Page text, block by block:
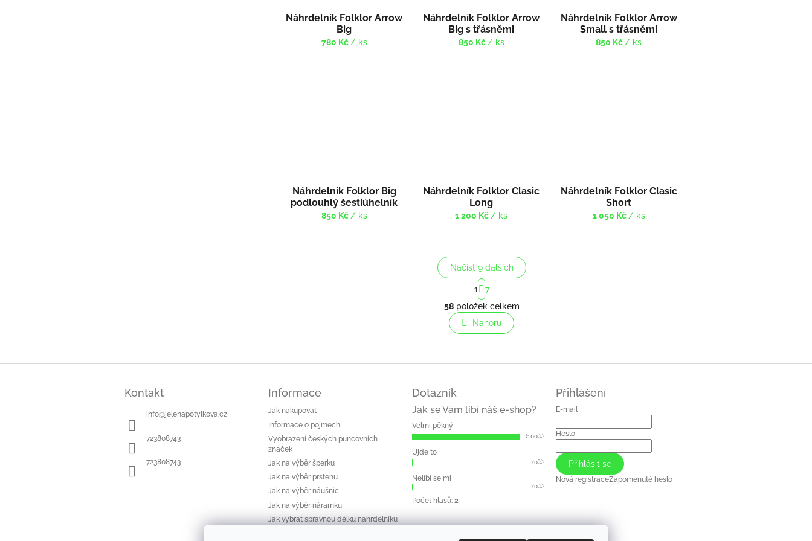
Náhrdelník Folklor Arrow
Big
780 Kč / ks
Náhrdelník Folklor Arrow
Big s třásněmi
850 Kč / ks
Náhrdelník Folklor Arrow
Small s třásněmi
850 Kč / ks
Náhrdelník Folklor Big
podlouhlý šestiúhelník
s třásněmi
850 Kč / ks
Náhrdelník Folklor Clasic
Long
1 200 Kč / ks
Náhrdelník Folklor Clasic
Short
1 050 Kč / ks
O
v
l
á
v
y
Načíst 9 dalších
S
t
r
á
n
k
á
1
7
58položek celkem
Nahoru
Kontakt
info@jelenapotylkova.cz
723808743
723808743
Informace
Jak nakupovat
Informace o pojmech
Vyobrazení českých puncovních
značek
Jak na výběr šperku
Jak na výběr prstenu
Jak na výběr náušnic
Jak na výběr náramku
Jak vybrat správnou délku náhrdelníku
Dotazník
Jak se Vám líbí náš e-shop?
Velmi pěkný
(100%)
Ujde to
(0%)
Nelíbí se mi
(0%)
Počet hlasů: 2
Přihlášení
E-mail
Heslo
Přihlásit se
Nová registraceZapomenuté heslo